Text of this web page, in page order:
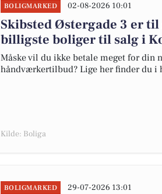
BOLIGMARKED 02-08-2026 10:01
Skibsted Østergade 3 er
billigste boliger til salg i
Måske vil du ikke betale meget for din
håndværkertilbud? Lige her finder du i
Kilde: Boliga
BOLIGMARKED 29-07-2026 13:01